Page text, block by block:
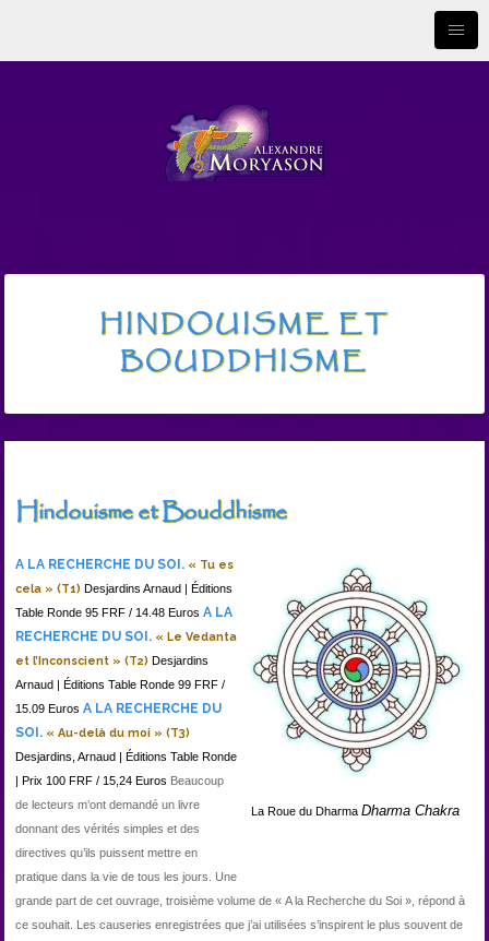
HINDOUISME ET
BOUDDHISME
Hindouisme et Bouddhisme
La Roue du DharmaDharma Chakra
A LA RECHERCHE DU SOI. « Tu es
cela » (T1) Desjardins Arnaud | Éditions
Table Ronde 95 FRF / 14.48 Euros A LA
RECHERCHE DU SOI. « Le Vedanta
et l’Inconscient » (T2) Desjardins
Arnaud | Éditions Table Ronde 99 FRF /
15.09 Euros A LA RECHERCHE DU
SOI. « Au-delà du moi » (T3)
Desjardins, Arnaud | Éditions Table Ronde
| Prix 100 FRF / 15,24 Euros Beaucoup
de lecteurs m’ont demandé un livre
donnant des vérités simples et des
directives qu’ils puissent mettre en
pratique dans la vie de tous les jours. Une
grande part de cet ouvrage, troisième volume de « A la Recherche du Soi », répond à
ce souhait. Les causeries enregistrées que j’ai utilisées s’inspirent le plus souvent de